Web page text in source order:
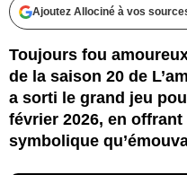
Ajoutez Allociné à vos
Toujours fou
de la saison 20 de
a sorti le grand jeu
février 2026, en
symbolique